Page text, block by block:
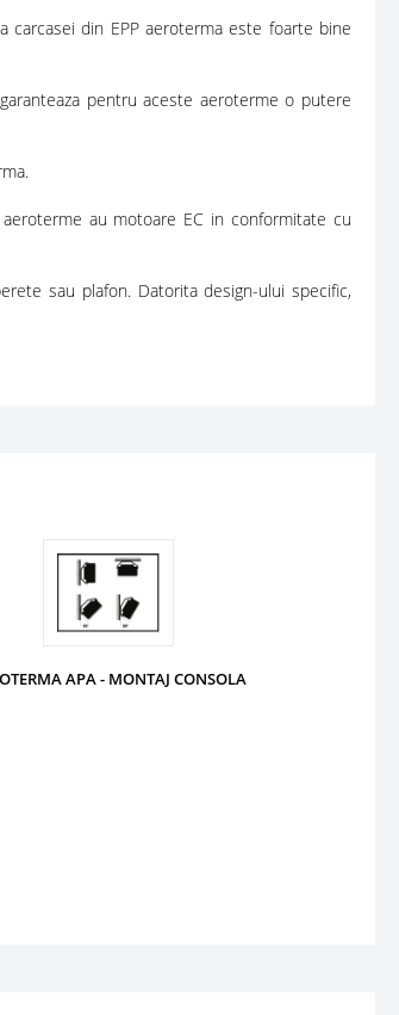
carcasei din EPP aeroterma este foarte bine
pentru aceste aeroterme o putere
au motoare EC in conformitate cu
sau plafon. Datorita design-ului specific,
APA - MONTAJ CONSOLA